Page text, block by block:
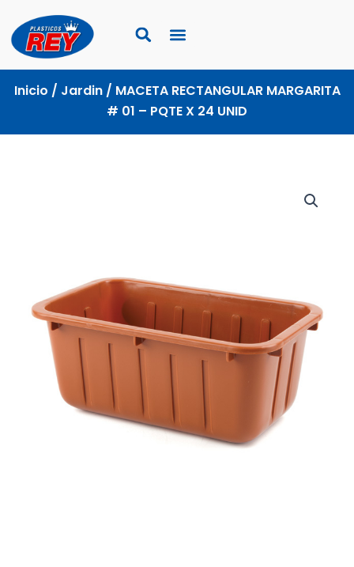
contenido
Inicio / Jardin/ MACETA RECTANGULAR MARGARITA
# 01 – PQTE X 24 UNID